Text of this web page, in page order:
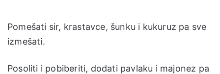
Pomešati sir, krastavce, šunku i kukuruz pa sve
izmešati.
Posoliti i pobiberiti, dodati pavlaku i majonez pa